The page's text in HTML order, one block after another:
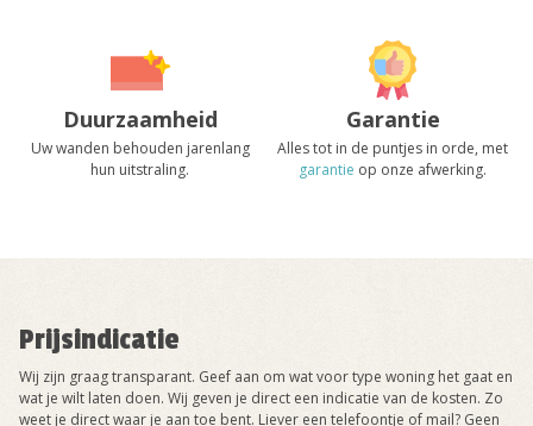
Duurzaamheid
Uw wanden behouden jarenlang
hun uitstraling.
Garantie
Alles tot in de puntjes in orde, met
garantie op onze afwerking.
Prijsindicatie
Wij zijn graag transparant. Geef aan om wat voor type woning het gaat en
wat je wilt laten doen. Wij geven je direct een indicatie van de kosten. Zo
weet je direct waar je aan toe bent. Liever een telefoontje of mail? Geen